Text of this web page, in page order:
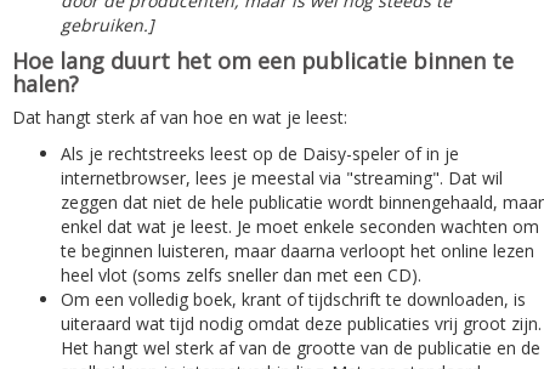
gebruiken.]
Hoe lang duurt het om een publicatie binnen te
halen?
Dat hangt sterk af van hoe en wat je leest:
Als je rechtstreeks leest op de Daisy-speler of in je
internetbrowser, lees je meestal via "streaming". Dat wil
zeggen dat niet de hele publicatie wordt binnengehaald, maar
enkel dat wat je leest. Je moet enkele seconden wachten om
te beginnen luisteren, maar daarna verloopt het online lezen
heel vlot (soms zelfs sneller dan met een CD).
Om een volledig boek, krant of tijdschrift te downloaden, is
uiteraard wat tijd nodig omdat deze publicaties vrij groot zijn.
Het hangt wel sterk af van de grootte van de publicatie en de